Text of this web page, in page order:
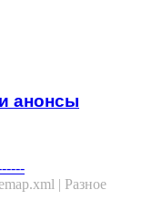
анонсы
| Разное